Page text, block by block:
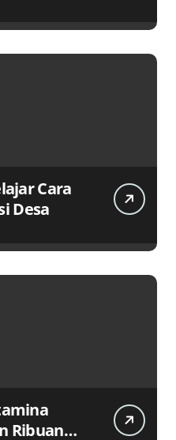
Cara
Desa
Ribuan